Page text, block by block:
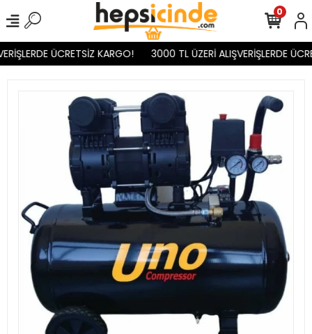
ÜCRETSİZ KARGO! 3000 TL ÜZERİ ALIŞVERİŞLERDE
0